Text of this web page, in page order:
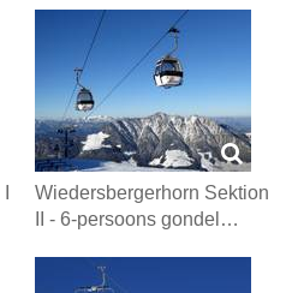
Wiedersbergerhorn Sektion
II - 6-persoons gondel…